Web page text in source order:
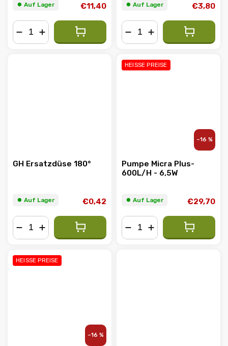
⏺︎ Auf Lager €11,40 ⏺︎ Auf Lager €3,80
GH Ersatzdüse 180°
⏺︎ Auf Lager €0,42
HEISSE PREISE
–16 %
Pumpe Micra Plus-
600L/H - 6,5W
⏺︎ Auf Lager €29,70
HEISSE PREISE
–16 %